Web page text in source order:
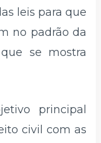
leis para que
no padrão da
se mostra
principal
civil com as